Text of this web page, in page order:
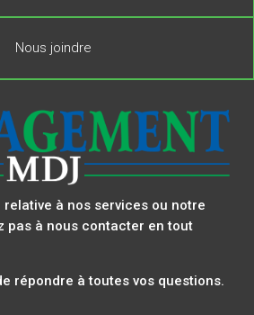
Nous joindre
à nos services ou notre
pas à nous contacter en tout
répondre à toutes vos questions.